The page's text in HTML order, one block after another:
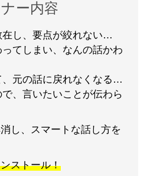
ー内容
し、要点が絞れない…
てしまい、なんの話かわ
元の話に戻れなくなる…
、言いたいことが伝わら
し、スマートな話し方を
ストール！